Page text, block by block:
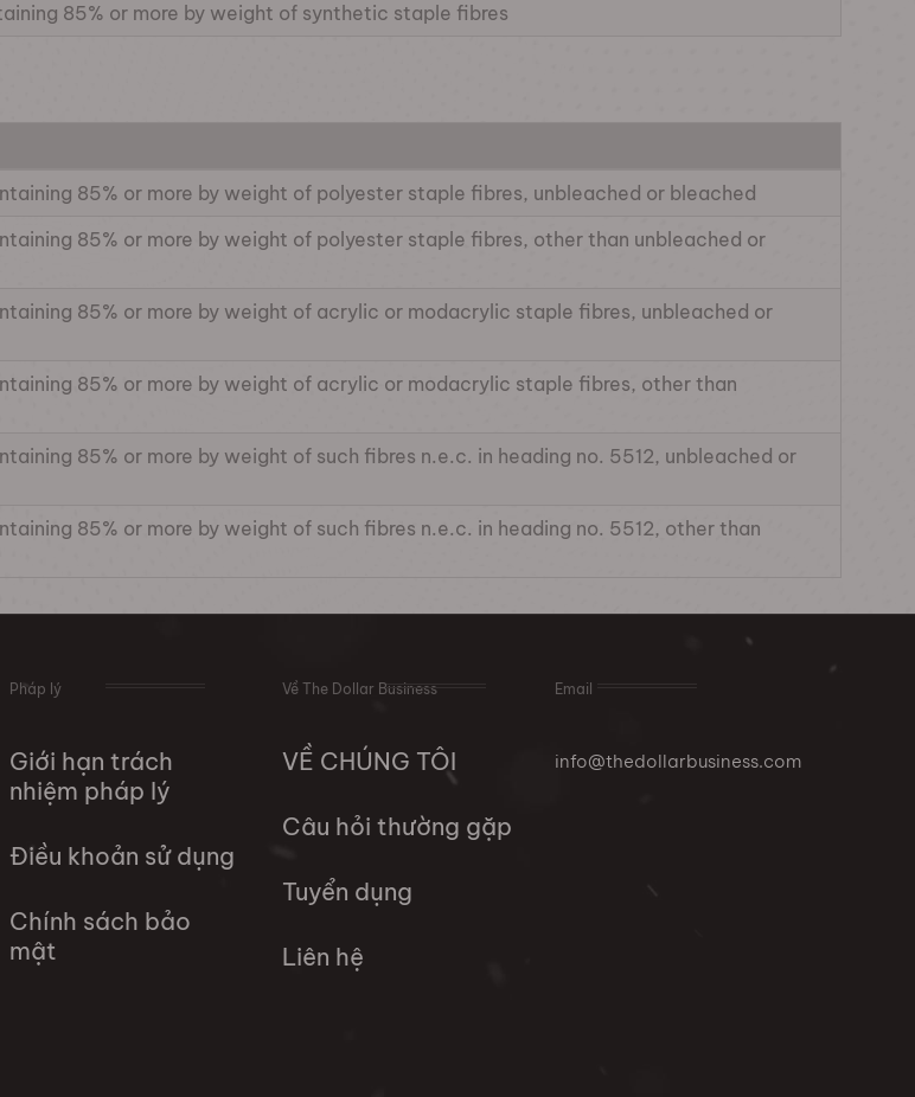
85% or more by weight of synthetic staple fibres
85% or more by weight of polyester staple fibres, unbleached or bleached
85% or more by weight of polyester staple fibres, other than unbleached or
85% or more by weight of acrylic or modacrylic staple fibres, unbleached or
85% or more by weight of acrylic or modacrylic staple fibres, other than
85% or more by weight of such fibres n.e.c. in heading no. 5512, unbleached or
85% or more by weight of such fibres n.e.c. in heading no. 5512, other than
Pháp lý
Giới hạn trách
nhiệm pháp lý
Điều khoản sử dụng
Chính sách bảo
mật
Về The Dollar Business
VỀ CHÚNG TÔI
Câu hỏi thường gặp
Tuyển dụng
Liên hệ
Email
info@thedollarbusiness.com